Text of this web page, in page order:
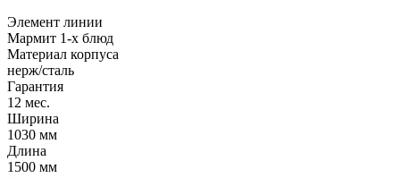
Элемент линии
Мармит 1-х блюд
Материал корпуса
нерж/сталь
Гарантия
12 мес.
Ширина
1030 мм
Длина
1500 мм